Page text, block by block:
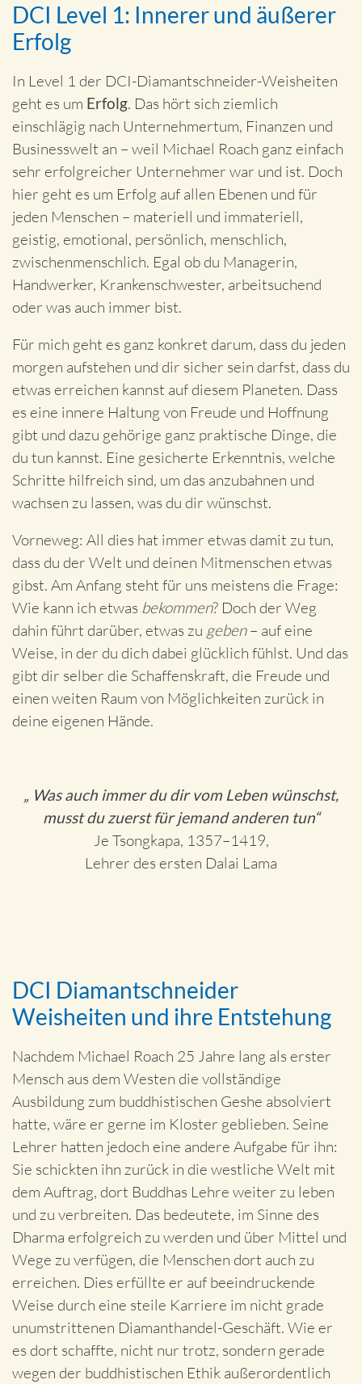
DCI Level 1: Innerer und äußerer
Erfolg
In Level 1 der DCI-Diamantschneider-Weisheiten
geht es um Erfolg. Das hört sich ziemlich
einschlägig nach Unternehmertum, Finanzen und
Businesswelt an – weil Michael Roach ganz einfach
sehr erfolgreicher Unternehmer war und ist. Doch
hier geht es um Erfolg auf allen Ebenen und für
jeden Menschen – materiell und immateriell,
geistig, emotional, persönlich, menschlich,
zwischenmenschlich. Egal ob du Managerin,
Handwerker, Krankenschwester, arbeitsuchend
oder was auch immer bist.
Für mich geht es ganz konkret darum, dass du jeden
morgen aufstehen und dir sicher sein darfst, dass du
etwas erreichen kannst auf diesem Planeten. Dass
es eine innere Haltung von Freude und Hoffnung
gibt und dazu gehörige ganz praktische Dinge, die
du tun kannst. Eine gesicherte Erkenntnis, welche
Schritte hilfreich sind, um das anzubahnen und
wachsen zu lassen, was du dir wünschst.
Vorneweg: All dies hat immer etwas damit zu tun,
dass du der Welt und deinen Mitmenschen etwas
gibst. Am Anfang steht für uns meistens die Frage:
Wie kann ich etwas bekommen? Doch der Weg
dahin führt darüber, etwas zu geben– auf eine
Weise, in der du dich dabei glücklich fühlst. Und das
gibt dir selber die Schaffenskraft, die Freude und
einen weiten Raum von Möglichkeiten zurück in
deine eigenen Hände.
„ Was auch immer du dir vom Leben wünschst,
musst du zuerst für jemand anderen tun“
Je Tsongkapa, 1357–1419,
Lehrer des ersten Dalai Lama
DCI Diamantschneider
Weisheiten und ihre Entstehung
Nachdem Michael Roach 25 Jahre lang als erster
Mensch aus dem Westen die vollständige
Ausbildung zum buddhistischen Geshe absolviert
hatte, wäre er gerne im Kloster geblieben. Seine
Lehrer hatten jedoch eine andere Aufgabe für ihn:
Sie schickten ihn zurück in die westliche Welt mit
dem Auftrag, dort Buddhas Lehre weiter zu leben
und zu verbreiten. Das bedeutete, im Sinne des
Dharma erfolgreich zu werden und über Mittel und
Wege zu verfügen, die Menschen dort auch zu
erreichen. Dies erfüllte er auf beeindruckende
Weise durch eine steile Karriere im nicht grade
unumstrittenen Diamanthandel-Geschäft. Wie er
es dort schaffte, nicht nur trotz, sondern gerade
wegen der buddhistischen Ethik außerordentlich